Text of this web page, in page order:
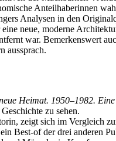
Anteilhaberinnen
Analysen in den
neue, moderne
war. Bemerkenswert
aussprach.
Heimat. 1950–1982.
zu sehen.
zeigt sich im Vergleich
Best-of der drei anderen